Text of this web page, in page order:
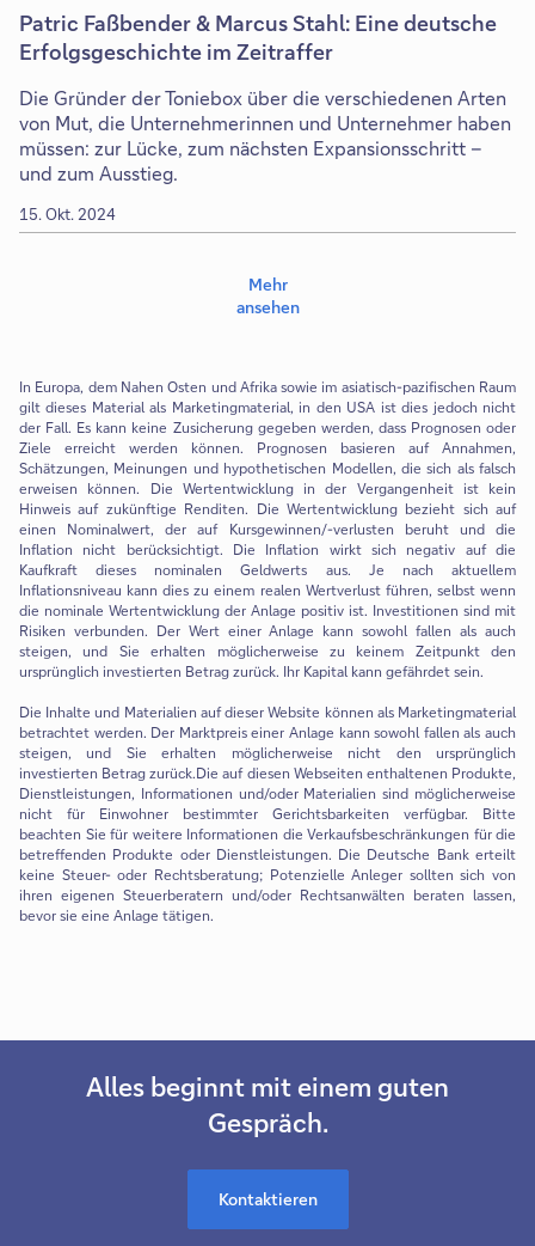
Patric Faßbender & Marcus Stahl: Eine deutsche
Erfolgsgeschichte im Zeitraffer
Die Gründer der Toniebox über die verschiedenen Arten
von Mut, die Unternehmerinnen und Unternehmer haben
müssen: zur Lücke, zum nächsten Expansionsschritt –
und zum Ausstieg.
15. Okt. 2024
Mehr
ansehen
In Europa, dem Nahen Osten und Afrika sowie im asiatisch-pazifischen Raum
gilt dieses Material als Marketingmaterial, in den USA ist dies jedoch nicht
der Fall. Es kann keine Zusicherung gegeben werden, dass Prognosen oder
Ziele erreicht werden können. Prognosen basieren auf Annahmen,
Schätzungen, Meinungen und hypothetischen Modellen, die sich als falsch
erweisen können. Die Wertentwicklung in der Vergangenheit ist kein
Hinweis auf zukünftige Renditen. Die Wertentwicklung bezieht sich auf
einen Nominalwert, der auf Kursgewinnen/-verlusten beruht und die
Inflation nicht berücksichtigt. Die Inflation wirkt sich negativ auf die
Kaufkraft dieses nominalen Geldwerts aus. Je nach aktuellem
Inflationsniveau kann dies zu einem realen Wertverlust führen, selbst wenn
die nominale Wertentwicklung der Anlage positiv ist. Investitionen sind mit
Risiken verbunden. Der Wert einer Anlage kann sowohl fallen als auch
steigen, und Sie erhalten möglicherweise zu keinem Zeitpunkt den
ursprünglich investierten Betrag zurück. Ihr Kapital kann gefährdet sein.
Die Inhalte und Materialien auf dieser Website können als Marketingmaterial
betrachtet werden. Der Marktpreis einer Anlage kann sowohl fallen als auch
steigen, und Sie erhalten möglicherweise nicht den ursprünglich
investierten Betrag zurück.Die auf diesen Webseiten enthaltenen Produkte,
Dienstleistungen, Informationen und/oder Materialien sind möglicherweise
nicht für Einwohner bestimmter Gerichtsbarkeiten verfügbar. Bitte
beachten Sie für weitere Informationen die Verkaufsbeschränkungen für die
betreffenden Produkte oder Dienstleistungen. Die Deutsche Bank erteilt
keine Steuer- oder Rechtsberatung; Potenzielle Anleger sollten sich von
ihren eigenen Steuerberatern und/oder Rechtsanwälten beraten lassen,
bevor sie eine Anlage tätigen.
Alles beginnt mit einem guten
Gespräch.
Kontaktieren